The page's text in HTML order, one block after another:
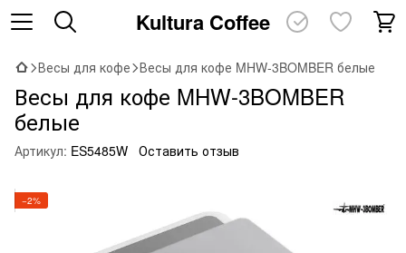
Kultura Coffee
Весы для кофе Весы для кофе MHW-3BOMBER белые
Весы для кофе MHW-3BOMBER
белые
Артикул: ES5485W Оставить отзыв
−2%